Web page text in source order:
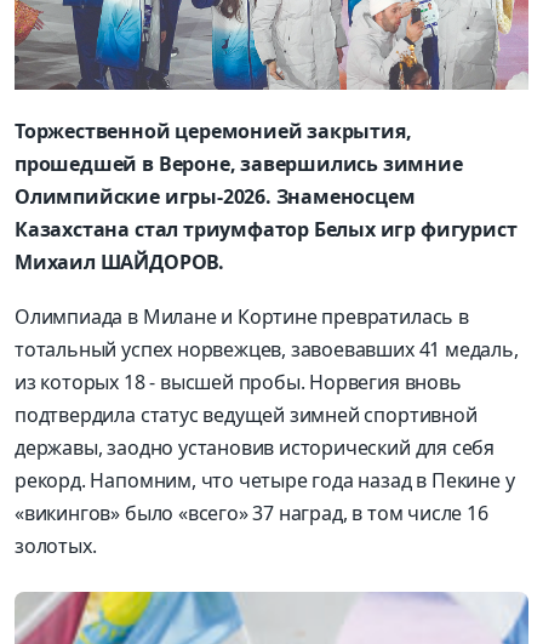
Торжественной церемонией закрытия,
прошедшей в Вероне, завершились зимние
Олимпийские игры-2026. Знаменосцем
Казахстана стал триумфатор Белых игр фигурист
Михаил ШАЙДОРОВ.
Олимпиада в Милане и Кортине превратилась в
тотальный успех норвежцев, завоевавших 41 медаль,
из которых 18 - высшей пробы. Норвегия вновь
подтвердила статус ведущей зимней спортивной
державы, заодно установив исторический для себя
рекорд. Напомним, что четыре года назад в Пекине у
«викингов» было «всего» 37 наград, в том числе 16
золотых.